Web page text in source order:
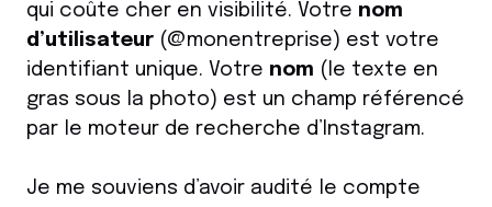
qui coûte cher en visibilité. Votre nom
d’utilisateur (@monentreprise) est votre
identifiant unique. Votre nom (le texte en
gras sous la photo) est un champ référencé
par le moteur de recherche d’Instagram.
Je me souviens d’avoir audité le compte